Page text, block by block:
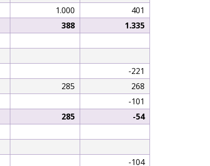
1.000
401
388 1.335
-221
285
268
-101
285 -54
-104